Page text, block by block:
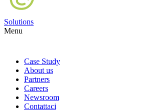
Solutions
Menu
Case Study
About us
Partners
Careers
Newsroom
Contattaci